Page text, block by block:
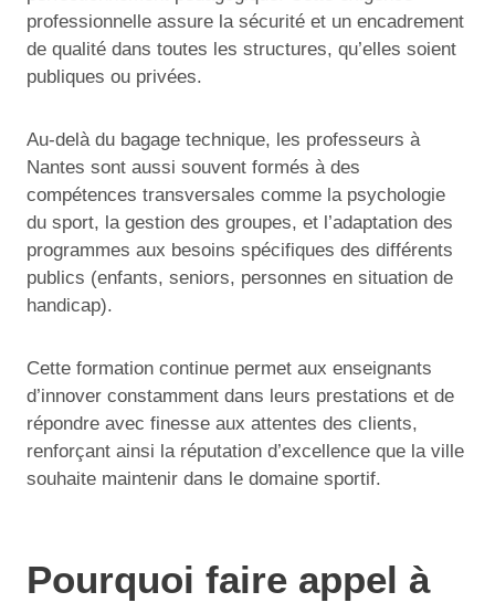
professionnelle assure la sécurité et un encadrement
de qualité dans toutes les structures, qu’elles soient
publiques ou privées.
Au-delà du bagage technique, les professeurs à
Nantes sont aussi souvent formés à des
compétences transversales comme la psychologie
du sport, la gestion des groupes, et l’adaptation des
programmes aux besoins spécifiques des différents
publics (enfants, seniors, personnes en situation de
handicap).
Cette formation continue permet aux enseignants
d’innover constamment dans leurs prestations et de
répondre avec finesse aux attentes des clients,
renforçant ainsi la réputation d’excellence que la ville
souhaite maintenir dans le domaine sportif.
Pourquoi faire appel à